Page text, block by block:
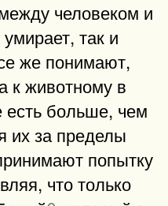
человеком и
так и
же понимают,
к животному в
есть больше, чем
их за пределы
попытку
что только